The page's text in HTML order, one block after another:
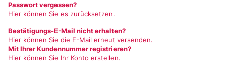
Passwort vergessen?
Hier können Sie es zurücksetzen.
Bestätigungs-E-Mail nicht erhalten?
Hier können Sie die E-Mail erneut versenden.
Mit Ihrer Kundennummer registrieren?
Hier können Sie Ihr Konto erstellen.